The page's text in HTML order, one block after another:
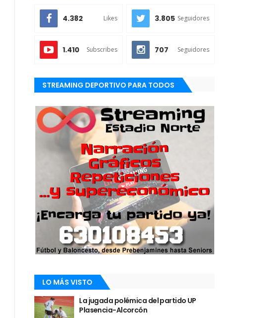
4.382 Likes 3.805 Seguidores
1.410 Subscribes 707 Seguidores
STREAMING DEPORTIVO PARA TODOS
LO MÁS VISTO
La jugada polémica del partido UP
Plasencia-Alcorcón